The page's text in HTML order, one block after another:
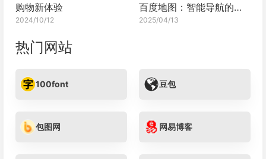
购物新体验
2024/10/12
百度地图：智能导航的生活伙伴
2025/04/13
热门网站
100font 豆包
包图网 网易博客